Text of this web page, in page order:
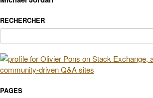
RECHERCHER
PAGES